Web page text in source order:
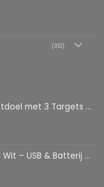
(312)
Reset – Digitaal Scorebord – voor Foam Darts
voor Kinderkamer – 28,5 x 24,5 cm